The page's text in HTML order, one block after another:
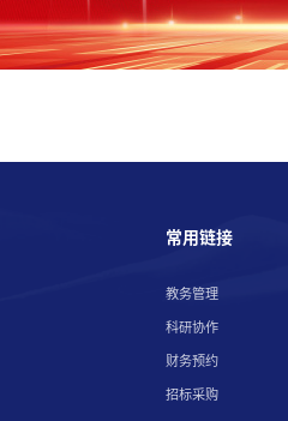
常用链接
教务管理
科研协作
财务预约
招标采购